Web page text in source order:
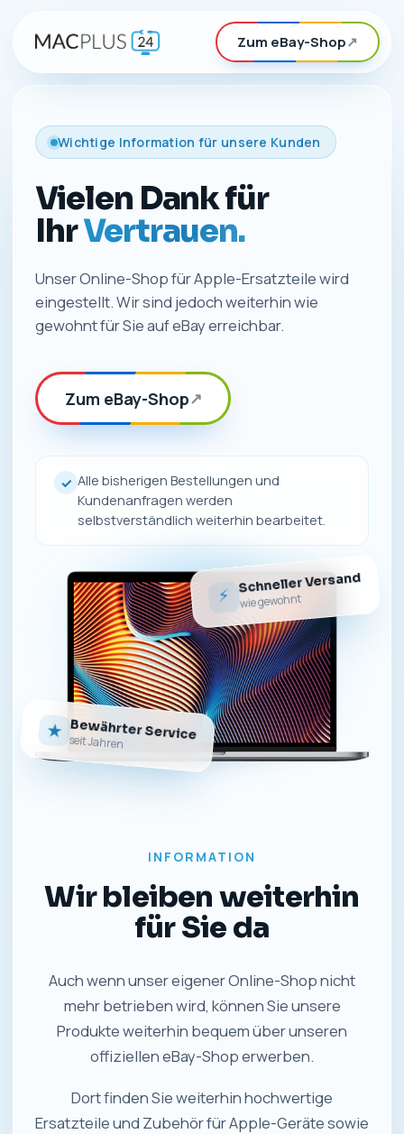
Zum eBay-Shop↗
Wichtige Information für unsere Kunden
Vielen Dank für
IhrVertrauen.
Unser Online-Shop für Apple-Ersatzteile wird
eingestellt. Wir sind jedoch weiterhin wie
gewohnt für Sie auf eBay erreichbar.
Zum eBay-Shop↗
✓ Alle bisherigen Bestellungen und
Kundenanfragen werden
selbstverständlich weiterhin bearbeitet.
⚡ Schneller Versand
wie gewohnt
★ Bewährter Service
seit Jahren
INFORMATION
Wir bleiben weiterhin
für Sie da
Auch wenn unser eigener Online-Shop nicht
mehr betrieben wird, können Sie unsere
Produkte weiterhin bequem über unseren
offiziellen eBay-Shop erwerben.
Dort finden Sie weiterhin hochwertige
Ersatzteile und Zubehör für Apple-Geräte sowie